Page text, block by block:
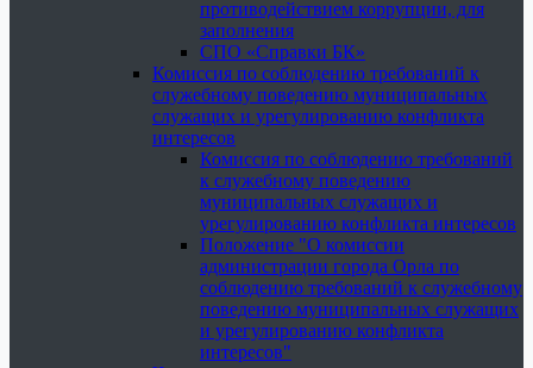
противодействием коррупции, для
заполнения
СПО «Справки БК»
Комиссия по соблюдению требований к
служебному поведению муниципальных
служащих и урегулированию конфликта
интересов
Комиссия по соблюдению требований
к служебному поведению
муниципальных служащих и
урегулированию конфликта интересов
Положение "О комиссии
администрации города Орла по
соблюдению требований к служебному
поведению муниципальных служащих
и урегулированию конфликта
интересов"